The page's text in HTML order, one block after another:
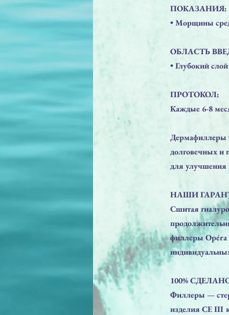
ПОКАЗАНИЯ:
• Морщины
ОБЛАСТЬ
• Глубокий
ПРОТОКОЛ:
Каждые 6-8
Дермафиллеры
долговечных и
для улучшения
НАШИ
Сшитая
филлеры Opéra
100%
Филлеры —
изделия СЕ III